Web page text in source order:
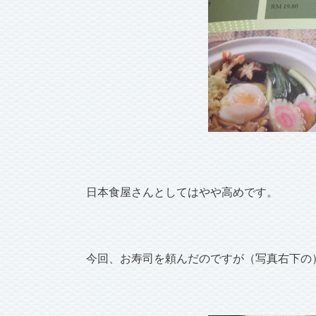
日本食屋さんとしてはやや高めです。
今回、お寿司を頼んだのですが（写真右下の